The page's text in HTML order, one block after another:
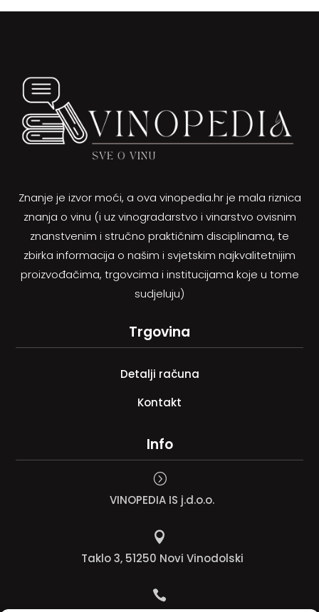
Znanje je izvor moći, a ova vinopedia.hr je mala riznica
znanja o vinu (i uz vinogradarstvo i vinarstvo ovisnim
znanstvenim i stručno praktičnim disciplinama, te
zbirka informacija o našim i svjetskim najkvalitetnijim
proizvođačima, trgovcima i institucijama koje u tome
sudjeluju)
Trgovina
Detalji računa
Kontakt
Info
=
VINOPEDIA IS j.d.o.o.

Taklo 3, 51250 Novi Vinodolski
